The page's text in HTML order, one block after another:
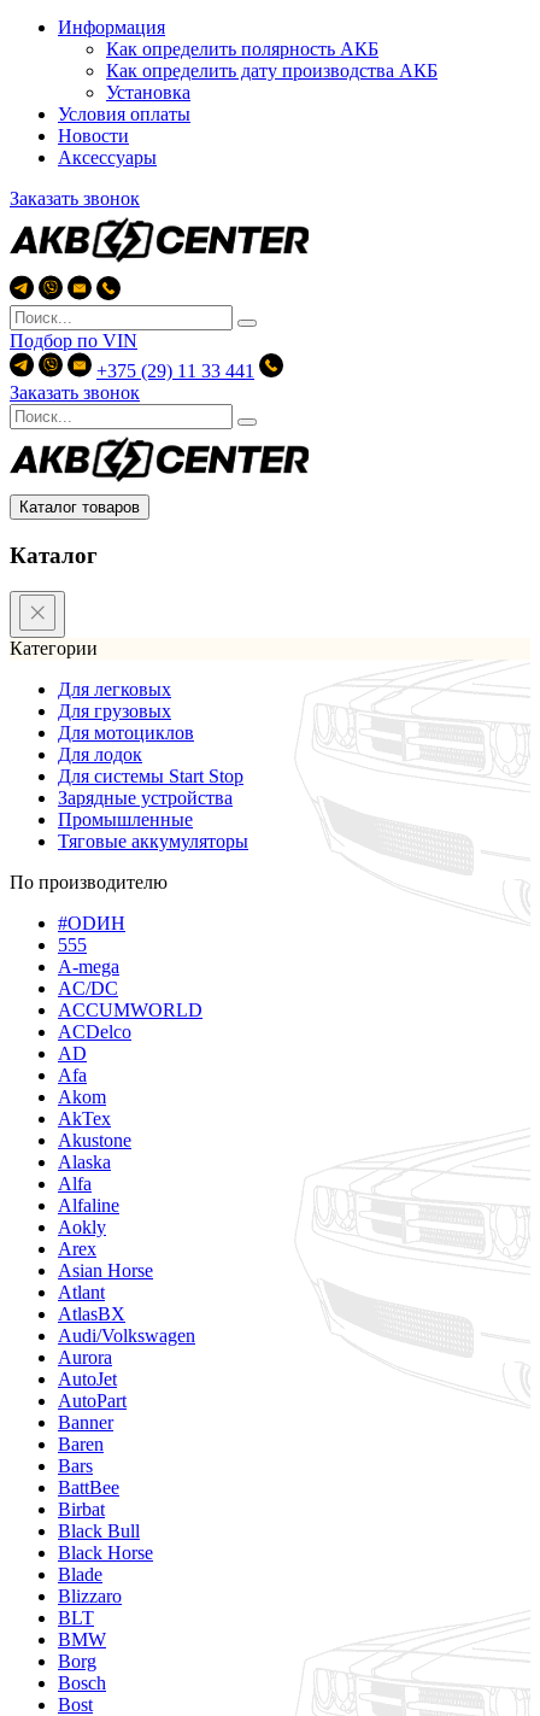
Информация
Как определить полярность АКБ
Как определить дату производства АКБ
Установка
Условия оплаты
Новости
Аксессуары
Заказать звонок
Подбор по VIN
+375 (29) 11 33 441
Заказать звонок
Каталог товаров
Каталог
Категории
Для легковых
Для грузовых
Для мотоциклов
Для лодок
Для системы Start Stop
Зарядные устройства
Промышленные
Тяговые аккумуляторы
По производителю
#ODИН
555
A-mega
AC/DC
ACCUMWORLD
ACDelco
AD
Afa
Akom
AkTex
Akustone
Alaska
Alfa
Alfaline
Aokly
Arex
Asian Horse
Atlant
AtlasBX
Audi/Volkswagen
Aurora
AutoJet
AutoPart
Banner
Baren
Bars
BattBee
Birbat
Black Bull
Black Horse
Blade
Blizzaro
BLT
BMW
Borg
Bosch
Bost